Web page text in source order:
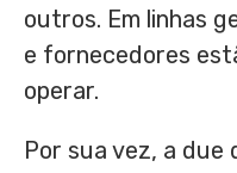
outros. Em linhas
e fornecedores
operar.
Por sua vez, a due